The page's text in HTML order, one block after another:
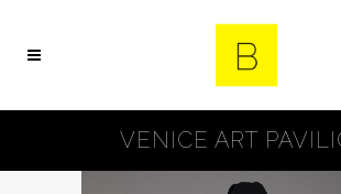
VENICE ART